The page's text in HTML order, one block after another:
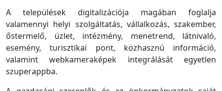
A települések digitalizációja magában foglalja
valamennyi helyi szolgáltatás, vállalkozás, szakember,
őstermelő, üzlet, intézmény, menetrend, látnivaló,
esemény, turisztikai pont, közhasznú információ,
valamint webkameraképek integrálását egyetlen
szuperappba.